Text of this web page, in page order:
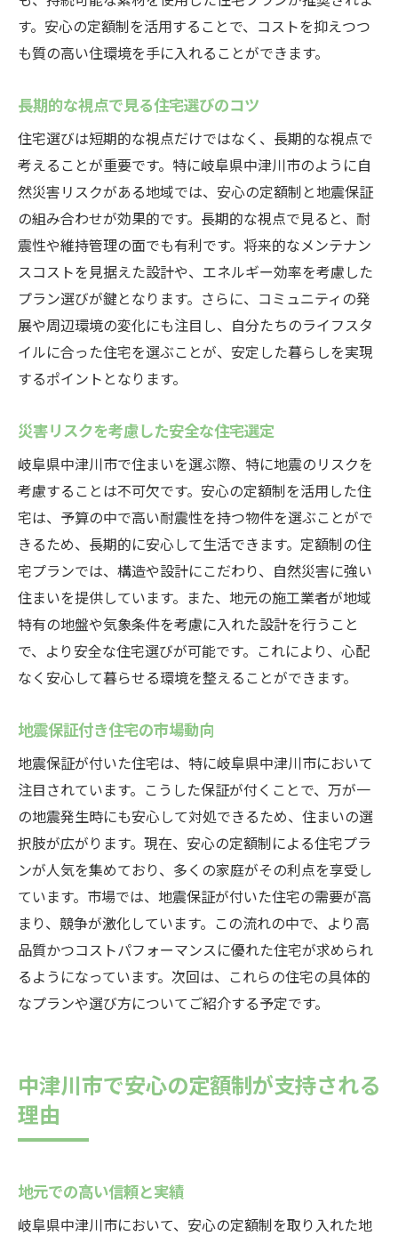
す。安心の定額制を活用することで、コストを抑えつつ
も質の高い住環境を手に入れることができます。
長期的な視点で見る住宅選びのコツ
住宅選びは短期的な視点だけではなく、長期的な視点で
考えることが重要です。特に岐阜県中津川市のように自
然災害リスクがある地域では、安心の定額制と地震保証
の組み合わせが効果的です。長期的な視点で見ると、耐
震性や維持管理の面でも有利です。将来的なメンテナン
スコストを見据えた設計や、エネルギー効率を考慮した
プラン選びが鍵となります。さらに、コミュニティの発
展や周辺環境の変化にも注目し、自分たちのライフスタ
イルに合った住宅を選ぶことが、安定した暮らしを実現
するポイントとなります。
災害リスクを考慮した安全な住宅選定
岐阜県中津川市で住まいを選ぶ際、特に地震のリスクを
考慮することは不可欠です。安心の定額制を活用した住
宅は、予算の中で高い耐震性を持つ物件を選ぶことがで
きるため、長期的に安心して生活できます。定額制の住
宅プランでは、構造や設計にこだわり、自然災害に強い
住まいを提供しています。また、地元の施工業者が地域
特有の地盤や気象条件を考慮に入れた設計を行うこと
で、より安全な住宅選びが可能です。これにより、心配
なく安心して暮らせる環境を整えることができます。
地震保証付き住宅の市場動向
地震保証が付いた住宅は、特に岐阜県中津川市において
注目されています。こうした保証が付くことで、万が一
の地震発生時にも安心して対処できるため、住まいの選
択肢が広がります。現在、安心の定額制による住宅プラ
ンが人気を集めており、多くの家庭がその利点を享受し
ています。市場では、地震保証が付いた住宅の需要が高
まり、競争が激化しています。この流れの中で、より高
品質かつコストパフォーマンスに優れた住宅が求められ
るようになっています。次回は、これらの住宅の具体的
なプランや選び方についてご紹介する予定です。
中津川市で安心の定額制が支持される
理由
地元での高い信頼と実績
岐阜県中津川市において、安心の定額制を取り入れた地